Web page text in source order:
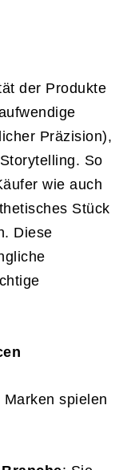
der Produkte
Präzision),
So
wie auch
Stück
Diese
spielen